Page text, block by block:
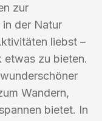
zur
der Natur
liebst –
etwas zu bieten.
Wandern,
bietet. In